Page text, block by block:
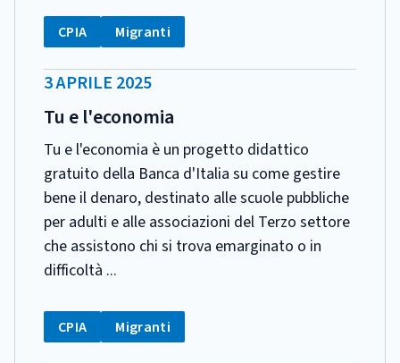
CATEGORIA:
Tag:
CPIA Tag:
Migranti
DATA
PUBBLICAZIONE:
3 APRILE 2025
Tu e l'economia
Tu e l'economia è un progetto didattico
gratuito della Banca d'Italia su come gestire
bene il denaro, destinato alle scuole pubbliche
per adulti e alle associazioni del Terzo settore
che assistono chi si trova emarginato o in
difficoltà ...
CATEGORIA:
Tag:
CPIA Tag:
Migranti